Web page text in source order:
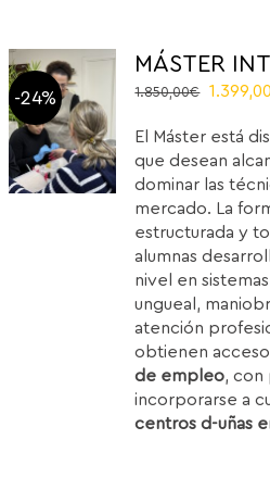
-24%
MÁSTER
1.850,00€
Original
was:
El Máster está
que desean
dominar las
mercado. La
estructurada y
alumnas
nivel en
ungueal,
atención
obtienen
de empleo, con
incorporarse a
centros d-uñas